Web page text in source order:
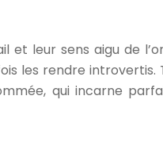
leur sens aigu de
les rendre
qui incarne